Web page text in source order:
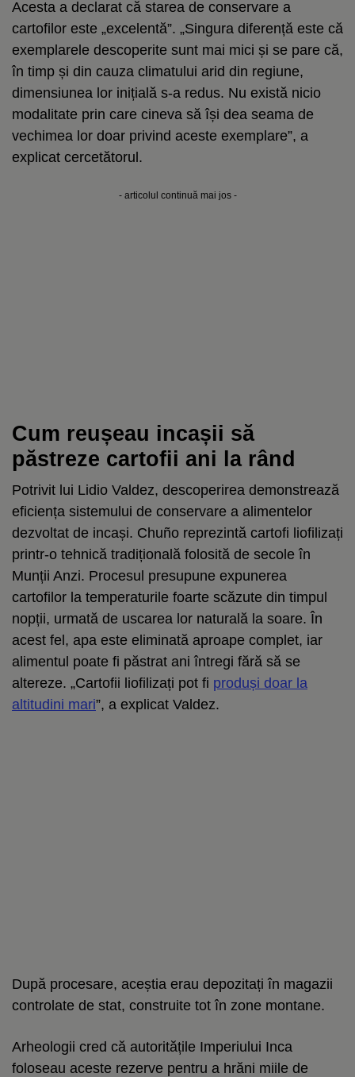
Acesta a declarat că starea de conservare a
cartofilor este „excelentă”. „Singura diferență este că
exemplarele descoperite sunt mai mici și se pare că,
în timp și din cauza climatului arid din regiune,
dimensiunea lor inițială s-a redus. Nu există nicio
modalitate prin care cineva să își dea seama de
vechimea lor doar privind aceste exemplare”, a
explicat cercetătorul.
- articolul continuă mai jos -
Cum reușeau incașii să
păstreze cartofii ani la rând
Potrivit lui Lidio Valdez, descoperirea demonstrează
eficiența sistemului de conservare a alimentelor
dezvoltat de incași. Chuño reprezintă cartofi liofilizați
printr-o tehnică tradițională folosită de secole în
Munții Anzi. Procesul presupune expunerea
cartofilor la temperaturile foarte scăzute din timpul
nopții, urmată de uscarea lor naturală la soare. În
acest fel, apa este eliminată aproape complet, iar
alimentul poate fi păstrat ani întregi fără să se
altereze. „Cartofii liofilizați pot fi produși doar la
altitudini mari”, a explicat Valdez.
După procesare, aceștia erau depozitați în magazii
controlate de stat, construite tot în zone montane.
Arheologii cred că autoritățile Imperiului Inca
foloseau aceste rezerve pentru a hrăni miile de